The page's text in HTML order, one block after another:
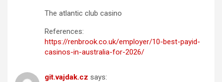
The atlantic club casino
References:
https://renbrook.co.uk/employer/10-best-payid-
casinos-in-australia-for-2026/
git.vajdak.cz says: